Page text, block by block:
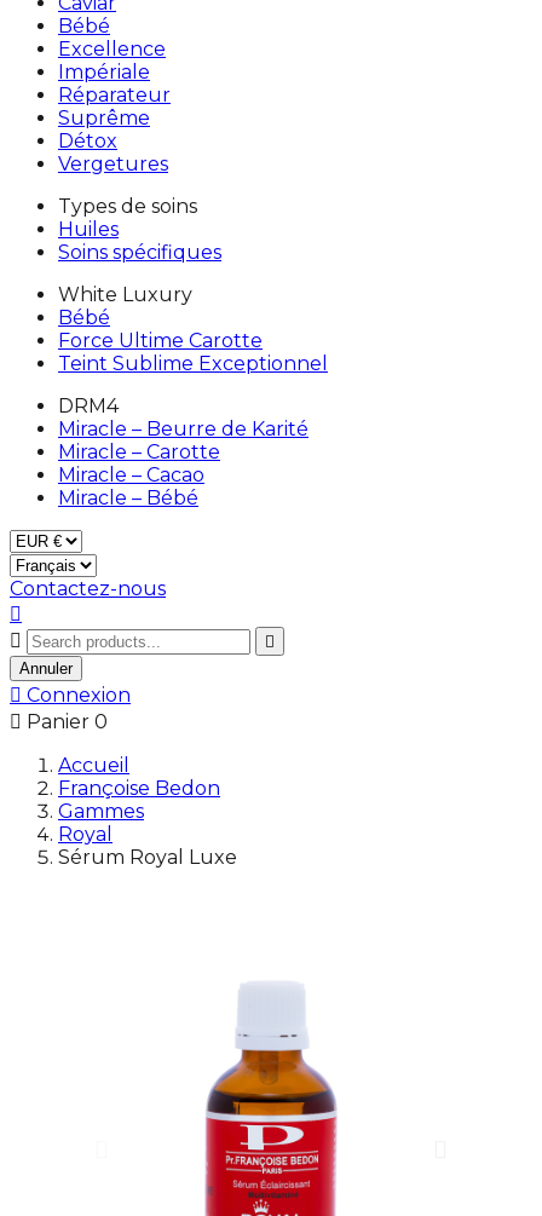
Bébé
Excellence
Impériale
Réparateur
Suprême
Détox
Vergetures
Types de soins
Huiles
Soins spécifiques
White Luxury
Bébé
Force Ultime Carotte
Teint Sublime Exceptionnel
DRM4
Miracle – Beurre de Karité
Miracle – Carotte
Miracle – Cacao
Miracle – Bébé
Contactez-nous



Annuler
 Connexion
 Panier 0
Accueil
Françoise Bedon
Gammes
Royal
Sérum Royal Luxe